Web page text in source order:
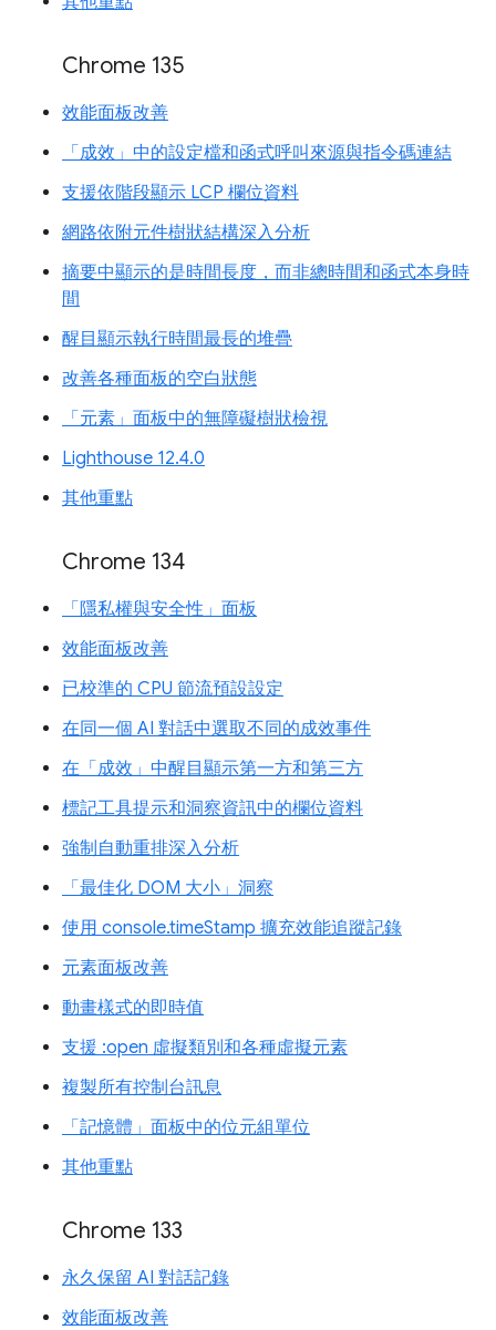
Chrome 135
效能面板改善
「成效」中的設定檔和函式呼叫來源與指令碼連結
支援依階段顯示 LCP 欄位資料
網路依附元件樹狀結構深入分析
摘要中顯示的是時間長度，而非總時間和函式本身時
間
醒目顯示執行時間最長的堆疊
改善各種面板的空白狀態
「元素」面板中的無障礙樹狀檢視
Lighthouse 12.4.0
其他重點
Chrome 134
「隱私權與安全性」面板
效能面板改善
已校準的 CPU 節流預設設定
在同一個 AI 對話中選取不同的成效事件
在「成效」中醒目顯示第一方和第三方
標記工具提示和洞察資訊中的欄位資料
強制自動重排深入分析
「最佳化 DOM 大小」洞察
使用 console.timeStamp 擴充效能追蹤記錄
元素面板改善
動畫樣式的即時值
支援 :open 虛擬類別和各種虛擬元素
複製所有控制台訊息
「記憶體」面板中的位元組單位
其他重點
Chrome 133
永久保留 AI 對話記錄
效能面板改善